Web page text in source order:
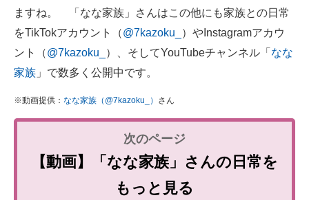
ますね。 「なな家族」さんはこの他にも家族との日常
をTikTokアカウント（@7kazoku_
）やInstagramアカウ
ント（@7kazoku_ ）、そしてYouTubeチャンネル「 なな
家族 」で数多く公開中です。
※動画提供： なな家族（@7kazoku_） さん
【動画】「なな家族」さんの日常を
もっと見る